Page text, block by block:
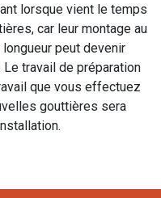
lorsque vient le temps
car leur montage au
peut devenir
travail de préparation
que vous effectuez
gouttières sera